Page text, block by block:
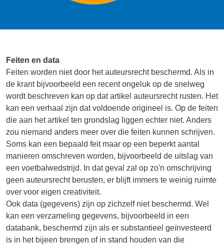
Feiten en data
Feiten worden niet door het auteursrecht beschermd. Als in
de krant bijvoorbeeld een recent ongeluk op de snelweg
wordt beschreven kan op dat artikel auteursrecht rusten. Het
kan een verhaal zijn dat voldoende origineel is. Op de feiten
die aan het artikel ten grondslag liggen echter niet. Anders
zou niemand anders meer over die feiten kunnen schrijven.
Soms kan een bepaald feit maar op een beperkt aantal
manieren omschreven worden, bijvoorbeeld de uitslag van
een voetbalwedstrijd. In dat geval zal op zo'n omschrijving
geen auteursrecht berusten, er blijft immers te weinig ruimte
over voor eigen creativiteit.
Ook data (gegevens) zijn op zichzelf niet beschermd. Wel
kan een verzameling gegevens, bijvoorbeeld in een
databank, beschermd zijn als er substantieel geïnvesteerd
is in het bijeen brengen of in stand houden van die